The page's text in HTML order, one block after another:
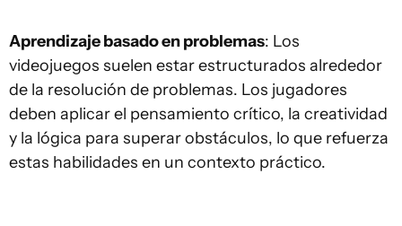
Aprendizaje basado en problemas: Los
videojuegos suelen estar estructurados alrededor
de la resolución de problemas. Los jugadores
deben aplicar el pensamiento crítico, la creatividad
y la lógica para superar obstáculos, lo que refuerza
estas habilidades en un contexto práctico.